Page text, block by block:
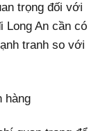
trọng đối với
Long An cần có
tranh so với
hàng